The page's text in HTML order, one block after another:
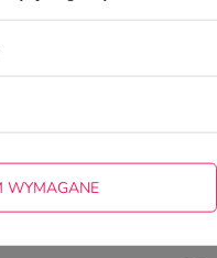
wykonany. Na żywo
WYMAGANE